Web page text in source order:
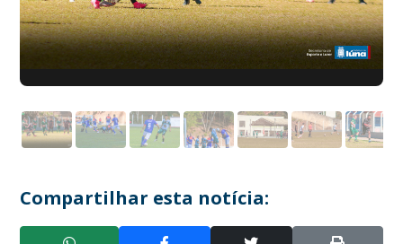
Compartilhar esta notícia: